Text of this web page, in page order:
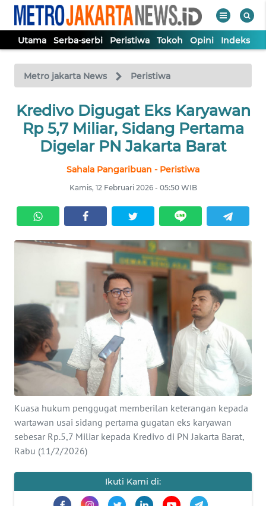
Utama Serba-serbi Peristiwa Tokoh Opini Indeks
Metro jakarta News Peristiwa
Kredivo Digugat Eks Karyawan
Rp 5,7 Miliar, Sidang Pertama
Digelar PN Jakarta Barat
Sahala Pangaribuan - Peristiwa
Kamis, 12 Februari 2026 - 05:50 WIB
Kuasa hukum penggugat memberilan keterangan kepada
wartawan usai sidang pertama gugatan eks karyawan
sebesar Rp.5,7 Miliar kepada Kredivo di PN Jakarta Barat,
Rabu (11/2/2026)
Ikuti Kami di:
TV
Tutup
UTAMA
SERBA-
SERBI
TOKOH
BERITA
KONTAK
KAMI
IKLAN
KAMI
PEDOMAN